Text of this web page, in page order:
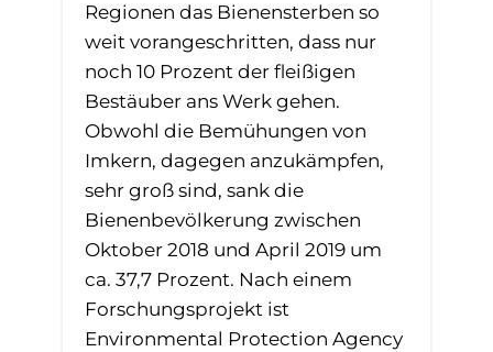
Regionen das Bienensterben so
weit vorangeschritten, dass nur
noch 10 Prozent der fleißigen
Bestäuber ans Werk gehen.
Obwohl die Bemühungen von
Imkern, dagegen anzukämpfen,
sehr groß sind, sank die
Bienenbevölkerung zwischen
Oktober 2018 und April 2019 um
ca. 37,7 Prozent. Nach einem
Forschungsprojekt ist
Environmental Protection Agency